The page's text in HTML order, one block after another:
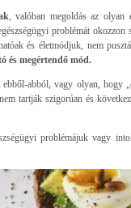
, valóban megoldás az olyan
problémát okozzon
és életmódjuk, nem
és megértendő mód.
abból, vagy olyan, hogy
tartják szigorúan és
problémájuk vagy